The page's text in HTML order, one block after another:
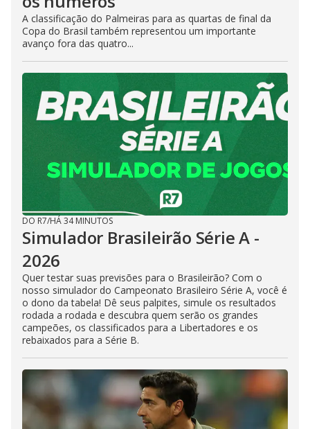
A classificação do Palmeiras para as quartas de final da
Copa do Brasil também representou um importante
avanço fora das quatro...
DO R7/HÁ 34 MINUTOS
Simulador Brasileirão Série A -
2026
Quer testar suas previsões para o Brasileirão? Com o
nosso simulador do Campeonato Brasileiro Série A, você é
o dono da tabela! Dê seus palpites, simule os resultados
rodada a rodada e descubra quem serão os grandes
campeões, os classificados para a Libertadores e os
rebaixados para a Série B.